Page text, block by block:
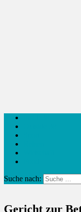
Suche nach:
Gericht zur